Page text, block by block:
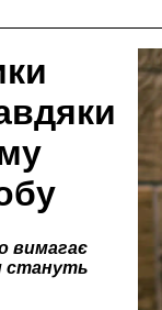
вимагає
стануть